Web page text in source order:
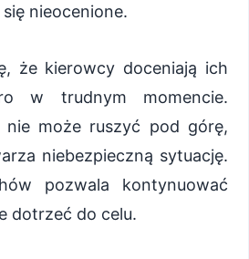
nieocenione.
że kierowcy doceniają ich
w trudnym momencie.
nie może ruszyć pod górę,
niebezpieczną sytuację.
pozwala kontynuować
dotrzeć do celu.